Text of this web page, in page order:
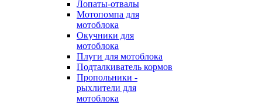
Лопаты-отвалы
Мотопомпа для
мотоблока
Окучники для
мотоблока
Плуги для мотоблока
Подталкиватель кормов
Пропольники -
рыхлители для
мотоблока